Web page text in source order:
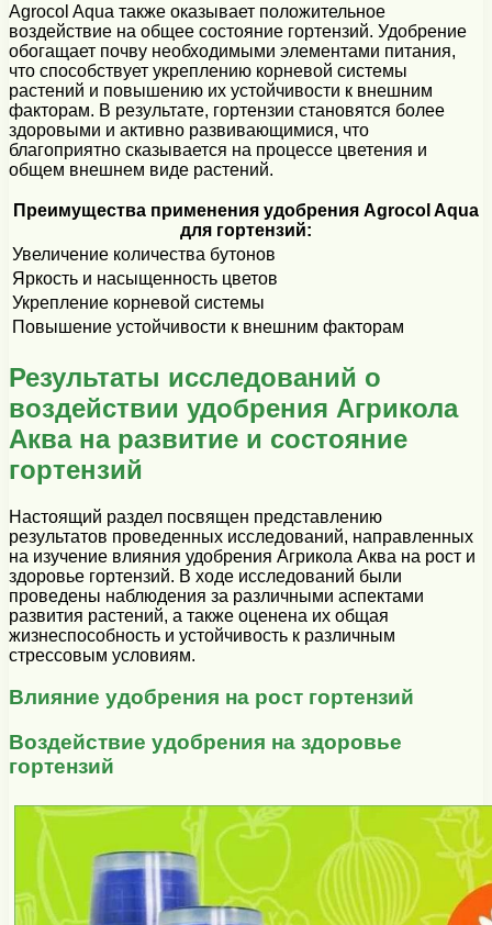
Agrocol Aqua также оказывает положительное
воздействие на общее состояние гортензий. Удобрение
обогащает почву необходимыми элементами питания,
что способствует укреплению корневой системы
растений и повышению их устойчивости к внешним
факторам. В результате, гортензии становятся более
здоровыми и активно развивающимися, что
благоприятно сказывается на процессе цветения и
общем внешнем виде растений.
Преимущества применения удобрения Agrocol Aqua
для гортензий:
Увеличение количества бутонов
Яркость и насыщенность цветов
Укрепление корневой системы
Повышение устойчивости к внешним факторам
Результаты исследований о
воздействии удобрения Агрикола
Аква на развитие и состояние
гортензий
Настоящий раздел посвящен представлению
результатов проведенных исследований, направленных
на изучение влияния удобрения Агрикола Аква на рост и
здоровье гортензий. В ходе исследований были
проведены наблюдения за различными аспектами
развития растений, а также оценена их общая
жизнеспособность и устойчивость к различным
стрессовым условиям.
Влияние удобрения на рост гортензий
Воздействие удобрения на здоровье
гортензий